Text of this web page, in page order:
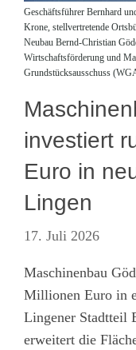
Geschäftsführer Bernhard
Krone, stellvertretende
Neubau Bernd-Christian
Wirtschaftsförderung und
Grundstücksausschuss
investiert
Euro in
Lingen
17. Juli 2026
Maschinenbau
Millionen Euro in
Lingener Stadtteil
erweitert die